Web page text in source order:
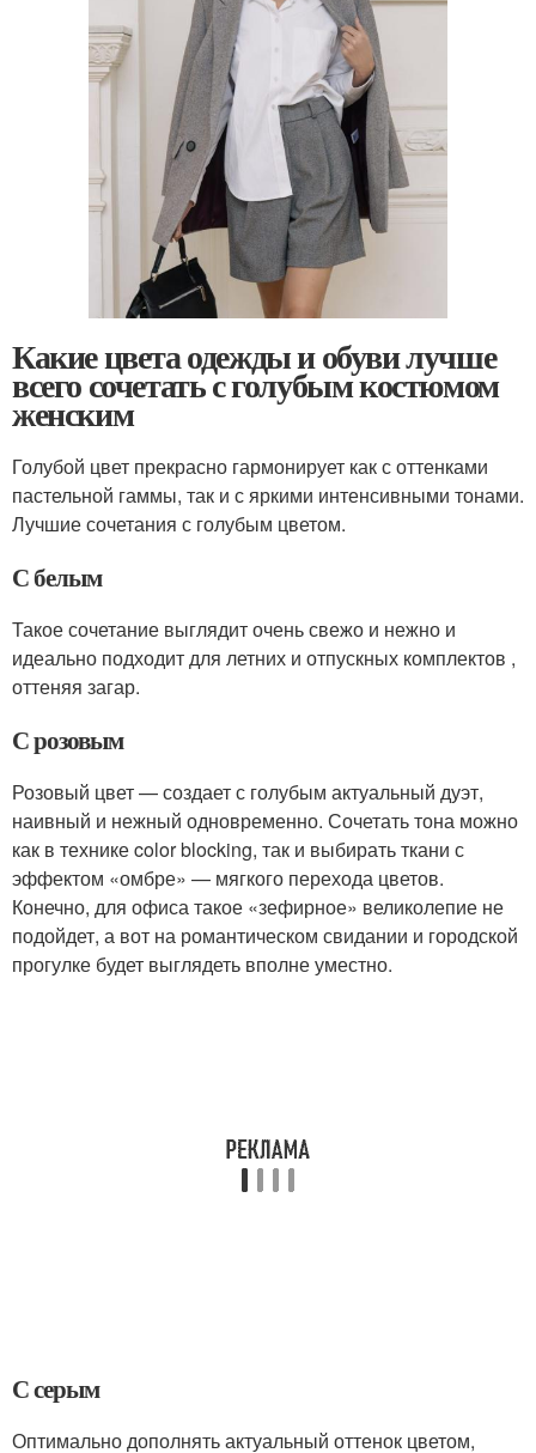
Какие цвета одежды и обуви лучше
всего сочетать с голубым костюмом
женским
Голубой цвет прекрасно гармонирует как с оттенками
пастельной гаммы, так и с яркими интенсивными тонами.
Лучшие сочетания с голубым цветом.
С белым
Такое сочетание выглядит очень свежо и нежно и
идеально подходит для летних и отпускных комплектов ,
оттеняя загар.
С розовым
Розовый цвет — создает с голубым актуальный дуэт,
наивный и нежный одновременно. Сочетать тона можно
как в технике color blocking, так и выбирать ткани с
эффектом «омбре» — мягкого перехода цветов.
Конечно, для офиса такое «зефирное» великолепие не
подойдет, а вот на романтическом свидании и городской
прогулке будет выглядеть вполне уместно.
С серым
Оптимально дополнять актуальный оттенок цветом,